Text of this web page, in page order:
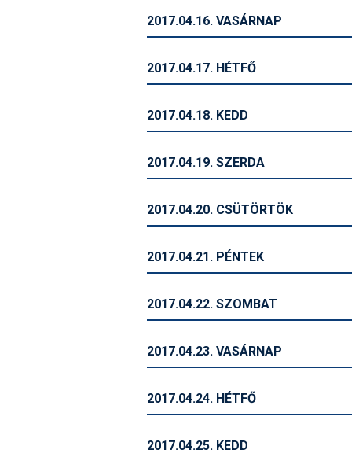
2017.04.16. VASÁRNAP
2017.04.17. HÉTFŐ
2017.04.18. KEDD
2017.04.19. SZERDA
2017.04.20. CSÜTÖRTÖK
2017.04.21. PÉNTEK
2017.04.22. SZOMBAT
2017.04.23. VASÁRNAP
2017.04.24. HÉTFŐ
2017.04.25. KEDD